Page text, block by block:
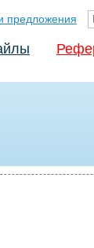
предложения